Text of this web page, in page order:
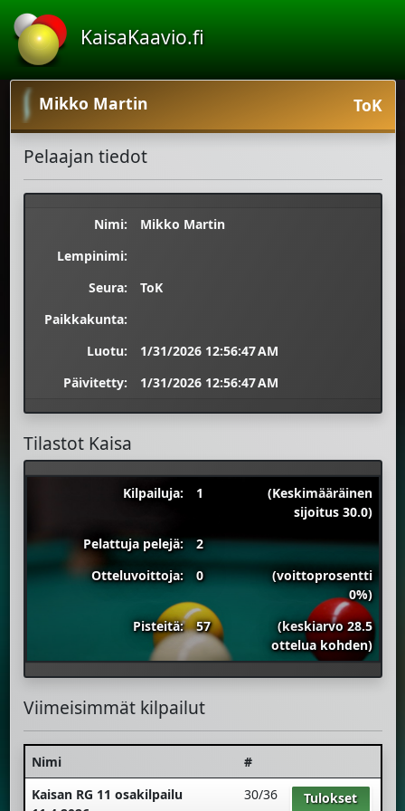
KaisaKaavio.fi
Mikko Martin ToK
Pelaajan tiedot
Nimi:
Mikko Martin
Lempinimi:
Seura:
ToK
Paikkakunta:
Luotu:
1/31/2026 12:56:47 AM
Päivitetty:
1/31/2026 12:56:47 AM
Tilastot Kaisa
Kilpailuja: 1
(Keskimääräinen
sijoitus 30.0)
Pelattuja pelejä:
2
Otteluvoittoja:
0
(voittoprosentti
0%)
Pisteitä:
57
(keskiarvo 28.5
ottelua kohden)
Viimeisimmät kilpailut
Nimi
#
Kaisan RG 11 osakilpailu
30/36 Tulokset